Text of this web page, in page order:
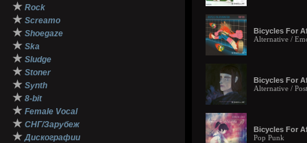
★ Rock
★ Screamo
★ Shoegaze
★ Ska
★ Sludge
★ Stoner
★ Synth
★ 8-bit
★ Female Vocal
★ СНГ/Зарубеж
★ Дискографии
Bicycles For
Alternative /
Bicycles For
Alternative /
Bicycles For
Pop Punk